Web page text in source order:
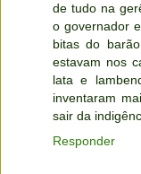
de tudo na
o governador
bitas do
estavam nos
lata e
inventaram
sair da
Responder